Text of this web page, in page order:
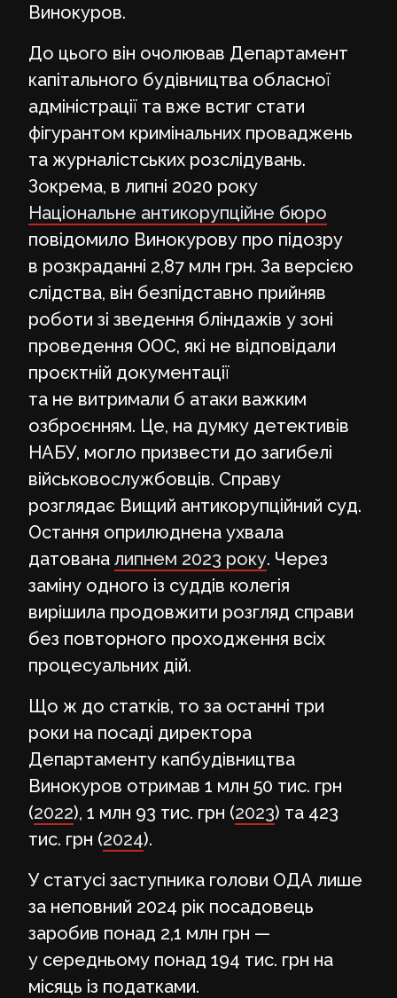
Винокуров.
До цього він очолював Департамент
капітального будівництва обласної
адміністрації та вже встиг стати
фігурантом кримінальних проваджень
та журналістських розслідувань.
Зокрема, в липні 2020 року
Національне антикорупційне бюро
повідомило Винокурову про підозру
в розкраданні 2,87 млн грн. За версією
слідства, він безпідставно прийняв
роботи зі зведення бліндажів у зоні
проведення ООС, які не відповідали
проєктній документації
та не витримали б атаки важким
озброєнням. Це, на думку детективів
НАБУ, могло призвести до загибелі
військовослужбовців. Справу
розглядає Вищий антикорупційний суд.
Остання оприлюднена ухвала
датована липнем 2023 року. Через
заміну одного із суддів колегія
вирішила продовжити розгляд справи
без повторного проходження всіх
процесуальних дій.
Що ж до статків, то за останні три
роки на посаді директора
Департаменту капбудівництва
Винокуров отримав 1 млн 50 тис. грн
(2022), 1 млн 93 тис. грн (2023) та 423
тис. грн (2024).
У статусі заступника голови ОДА лише
за неповний 2024 рік посадовець
заробив понад 2,1 млн грн —
у середньому понад 194 тис. грн на
місяць із податками.